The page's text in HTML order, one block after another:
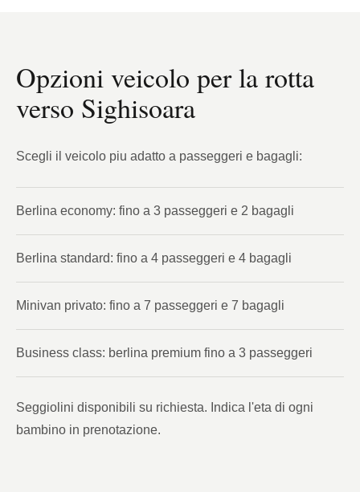
Opzioni veicolo per la rotta
verso Sighisoara
Scegli il veicolo piu adatto a passeggeri e bagagli:
Berlina economy: fino a 3 passeggeri e 2 bagagli
Berlina standard: fino a 4 passeggeri e 4 bagagli
Minivan privato: fino a 7 passeggeri e 7 bagagli
Business class: berlina premium fino a 3 passeggeri
Seggiolini disponibili su richiesta. Indica l'eta di ogni
bambino in prenotazione.